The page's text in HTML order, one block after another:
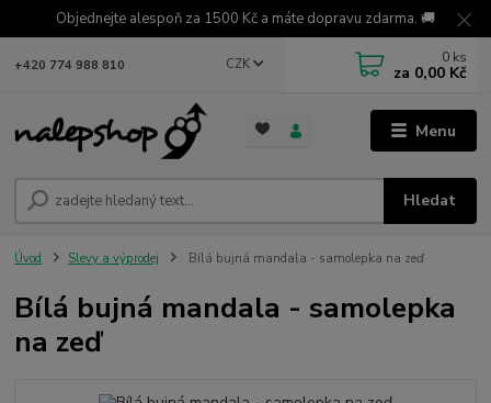
Objednejte alespoň za 1500 Kč a máte dopravu zdarma. 🚚
Menu
CZK
Hledat
+420 774 988 810 0 ks
za 0,00 Kč
Úvod Slevy a výprodej Bílá bujná mandala - samolepka na zeď
Bílá bujná mandala - samolepka
na zeď